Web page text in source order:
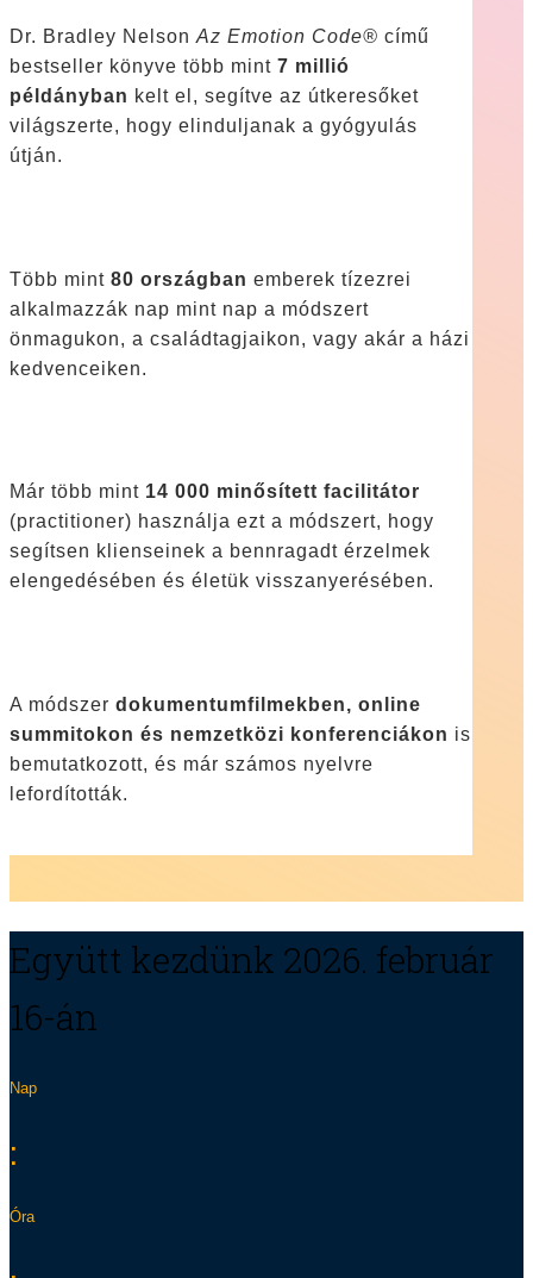
Dr. Bradley Nelson Az Emotion Code® című
bestseller könyve több mint 7 millió
példányban kelt el, segítve az útkeresőket
világszerte, hogy elinduljanak a gyógyulás
útján.
Több mint 80 országban emberek tízezrei
alkalmazzák nap mint nap a módszert
önmagukon, a családtagjaikon, vagy akár a házi
kedvenceiken.
Már több mint 14 000 minősített facilitátor
(practitioner) használja ezt a módszert, hogy
segítsen klienseinek a bennragadt érzelmek
elengedésében és életük visszanyerésében.
A módszer dokumentumfilmekben, online
summitokon és nemzetközi konferenciákon is
bemutatkozott, és már számos nyelvre
lefordították.
Együtt kezdünk 2026. február
16-án
Nap
:
Óra